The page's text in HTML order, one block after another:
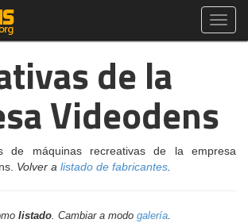
de la
Videodens
de máquinas recreativas de la empresa
Volver a listado de fabricantes
listado. Cambiar a modo galería.